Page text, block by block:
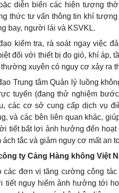
diễn biến các hiện tượng
thức tư vấn thông tin khí
bay, người lái và KSVKL.
kiểm tra, rà soát ngay việc
đối với thiết bị đo gió, khí áp,
xuyên có nguy cơ xảy ra
Trung tâm Quản lý luồng
tuyến (đang thử nghiệm
các cơ sở cung cấp dịch vụ
và các bên liên quan khác,
tiết bất lợi ảnh hưởng đến hoạt
ách tắc và giảm nguy cơ mất an
ty Cảng Hàng không Việt
các đơn vị tăng cường công
tiết nguyhiểm ảnh hưởng tới